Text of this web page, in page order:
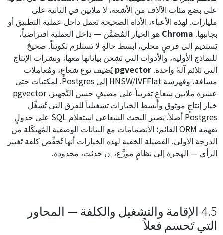
على بضع مئات الآلاف من الأشعة، لا ملايين في الثانية على
مليارات. لهذه الأعباء، الأداة الصحيحة تَعمل داخل عملية التطبيق أو
بجانبها. Chroma هو الخيار المُضمَّن — داخل العملية افتراضياً،
يَستديم إلى قرصٍ محلي، أبسط حالةٍ لا تَستلزم تكويناً. صحيحٌ
للنماذج الأولية، والأدوات التي تَشحن بياناتها معها، ونشرات الإنتاج
التي تَلائم آلةً واحدة. pgvectorيُضيف نوع شعاعٍ، ومُعامِلات
مسافة، وفهرسة HNSW/IVFFlat إلى Postgres. لمكتبات حتى
عشرة ملايين شعاعٍ تقريباً على مضيفٍ حسن التَّجهيز، pgvector
خيار إنتاجٍ موثوق وأبسط الخيارات تشغيلياً للفرق التي تُشغِّل
Postgres أصلاً. يَصير البحث الشعاعي استعلام SQL على جدولٍ
يَفهمه ORM القائم؛ الانضمامات مع البيانات الوصفية المُهيكَلة من
الدرجة الأولى. الفضيلة الخفية لهذه الخيارات أنها تُخفِّض كلفة تَغيير
الرأي — الهجرة إلى نظامٍ موزَّع، إن حَدثت، محدودة.
4.5 الإقامة والتشغيل والكلفة — المحاور
التي تَحسم فعلاً